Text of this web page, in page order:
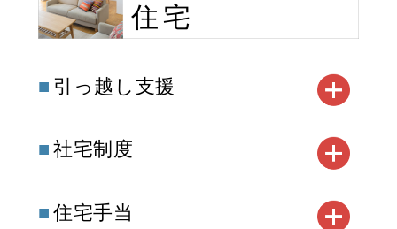
住宅
引っ越し支援
社宅制度
住宅手当